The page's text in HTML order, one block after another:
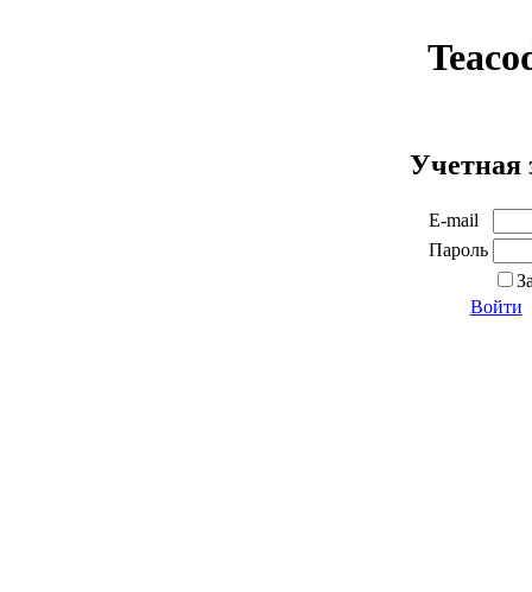
Учетная
E-mail
Пароль
Войти